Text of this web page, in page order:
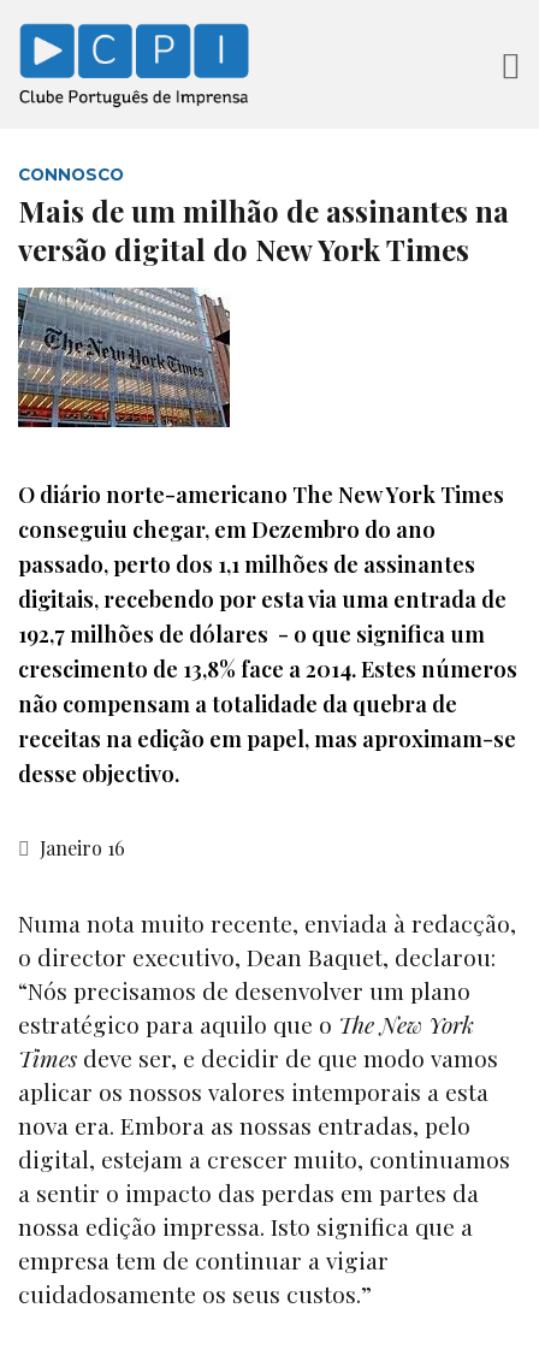
CONNOSCO
Mais de um milhão de assinantes na
versão digital do New York Times
O diário norte-americano The New York Times
conseguiu chegar, em Dezembro do ano
passado, perto dos 1,1 milhões de assinantes
digitais, recebendo por esta via uma entrada de
192,7 milhões de dólares - o que significa um
crescimento de 13,8% face a 2014. Estes números
não compensam a totalidade da quebra de
receitas na edição em papel, mas aproximam-se
desse objectivo.
Janeiro 16
Numa nota muito recente, enviada à redacção,
o director executivo, Dean Baquet, declarou:
“Nós precisamos de desenvolver um plano
estratégico para aquilo que o The New York
Times deve ser, e decidir de que modo vamos
aplicar os nossos valores intemporais a esta
nova era. Embora as nossas entradas, pelo
digital, estejam a crescer muito, continuamos
a sentir o impacto das perdas em partes da
nossa edição impressa. Isto significa que a
empresa tem de continuar a vigiar
cuidadosamente os seus custos.”